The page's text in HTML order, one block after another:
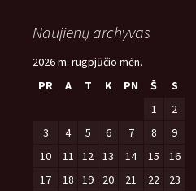
Naujienų archyvas
2026 m. rugpjūčio mėn.
PR
A T K PN Š
S
1
2
3
4 5 6 7 8
9
10
11 12 13 14 15
16
17
18 19 20 21 22
23